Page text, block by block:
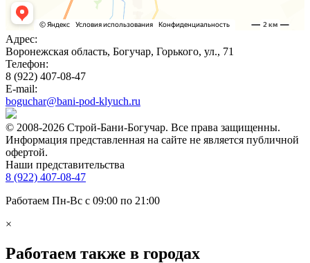
Адрес:
Воронежская область, Богучар, Горького, ул., 71
Телефон:
8 (922) 407-08-47
E-mail:
boguchar@bani-pod-klyuch.ru
© 2008-2026 Строй-Бани-Богучар. Все права защищенны.
Информация представленная на сайте не является публичной
офертой.
Наши представительства
8 (922) 407-08-47
Работаем Пн-Вс с 09:00 по 21:00
×
Работаем также в городах